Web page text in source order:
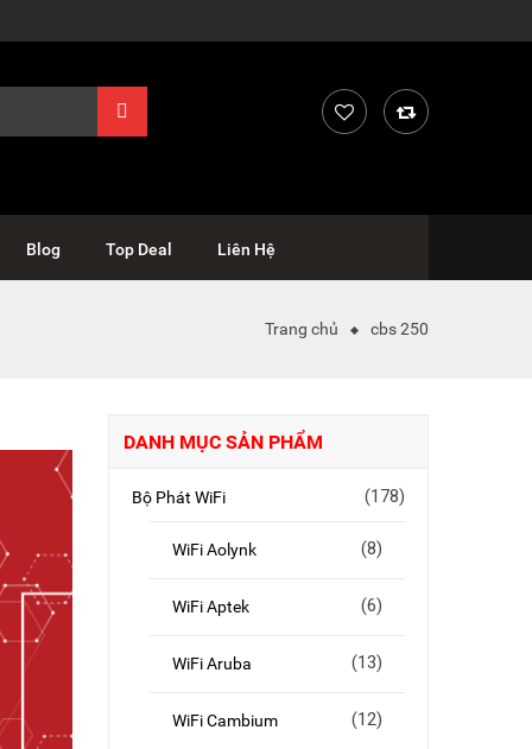
Blog Top Deal Liên Hệ
Trang chủ cbs 250
DANH MỤC SẢN PHẨM
Bộ Phát WiFi (178)
WiFi Aolynk (8)
WiFi Aptek (6)
WiFi Aruba (13)
WiFi Cambium (12)